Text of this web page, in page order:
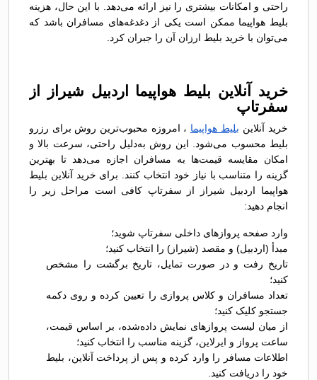
راحتی و امکانات بیشتری را نیز ارائه می‌دهد. با این حال، هزینه
بلیط هواپیما ممکن است یکی از دغدغه‌های مسافران باشد که
می‌توان با خرید بلیط ارزان آن را جبران کرد.
خرید آنلاین بلیط هواپیما اردبیل شیراز از
سفرتاپ
خرید آنلاین بلیط هواپیما ، امروزه محبوب‌ترین روش برای رزرو
بلیط محسوب می‌شود. این روش به‌دلیل راحتی، سرعت بالا و
امکان مقایسه قیمت‌ها به مسافران اجازه می‌دهد تا بهترین
گزینه را متناسب با نیاز خود انتخاب کنند. برای خرید آنلاین بلیط
هواپیما اردبیل شیراز از سفرتاپ کافی است مراحل زیر را
انجام دهید:
وارد صفحه پروازهای داخلی سفرتاپ شوید؛
مبدأ (اردبیل) و مقصد (شیراز) را انتخاب کنید؛
تاریخ رفت و در صورت تمایل، تاریخ برگشت را مشخص
کنید؛
تعداد مسافران و کلاس پروازی را تعیین کرده و روی دکمه
جستجو کلیک کنید؛
از میان لیست پروازهای نمایش داده‌شده، بر اساس قیمت،
ساعت پرواز و ایرلاین، گزینه مناسب را انتخاب کنید؛
اطلاعات مسافر را وارد کرده و پس از پرداخت آنلاین، بلیط
خود را دریافت کنید.